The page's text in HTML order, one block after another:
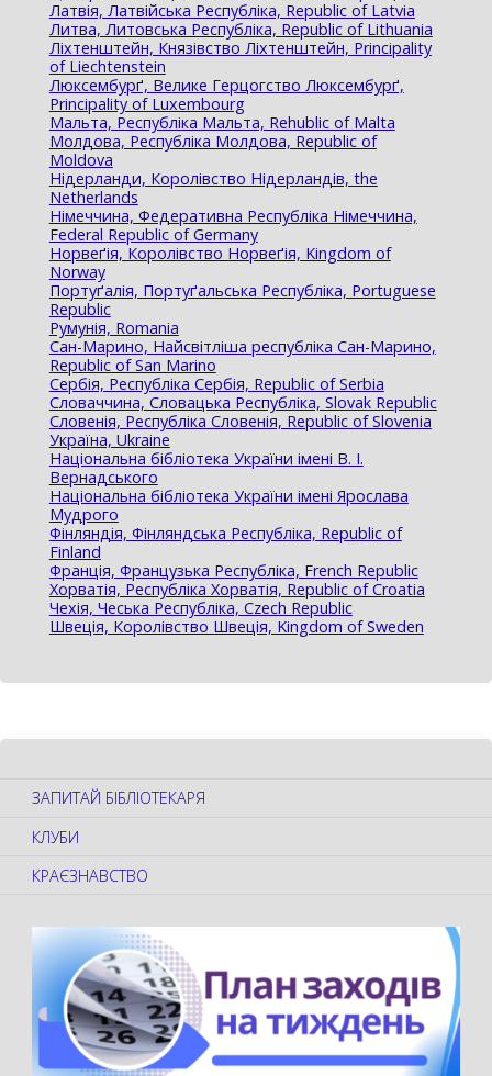
Латвія, Латвійська Республіка, Republic of Latvia
Литва, Литовська Республіка, Republic of Lithuania
Ліхтенштейн, Князівство Ліхтенштейн, Principality
of Liechtenstein
Люксембурґ, Велике Герцогство Люксембурґ,
Principality of Luxembourg
Мальта, Республіка Мальта, Rehublic of Malta
Молдова, Республіка Молдова, Republic of
Moldova
Нідерланди, Королівство Нідерландів, the
Netherlands
Німеччина, Федеративна Республіка Німеччина,
Federal Republic of Germany
Норвеґія, Королівство Норвеґія, Kingdom of
Norway
Портуґалія, Портуґальська Республіка, Portuguese
Republic
Румунія, Romania
Сан-Марино, Найсвітліша республіка Сан-Марино,
Republic of San Marino
Сербія, Республіка Сербія, Republic of Serbia
Словаччина, Словацька Республіка, Slovak Republic
Словенія, Республіка Словенія, Republic of Slovenia
Україна, Ukraine
Національна бібліотека України імені В. І.
Вернадського
Національна бібліотека України імені Ярослава
Мудрого
Фінляндія, Фінляндська Республіка, Republic of
Finland
Франція, Французька Республіка, French Republic
Хорватія, Республіка Хорватія, Republic of Croatia
Чехія, Чеська Республіка, Czech Republic
Швеція, Королівство Швеція, Kingdom of Sweden
ЗАПИТАЙ БІБЛІОТЕКАРЯ
КЛУБИ
КРАЄЗНАВСТВО